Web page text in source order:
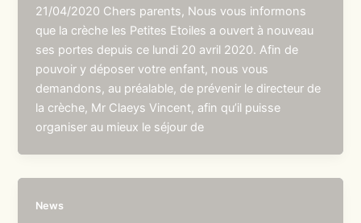
21/04/2020 Chers parents, Nous vous informons
que la crèche les Petites Etoiles a ouvert à nouveau
ses portes depuis ce lundi 20 avril 2020. Afin de
pouvoir y déposer votre enfant, nous vous
demandons, au préalable, de prévenir le directeur de
la crèche, Mr Claeys Vincent, afin qu’il puisse
organiser au mieux le séjour de
News